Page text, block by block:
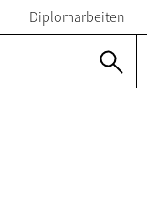
Diplomarbeiten